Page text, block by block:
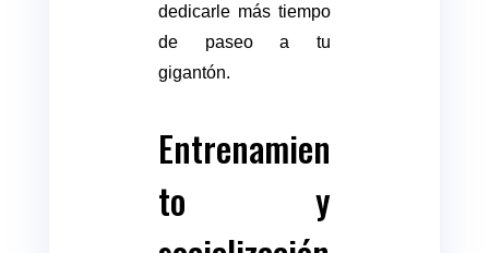
dedicarle más tiempo
de paseo a tu
gigantón.
Entrenamien
to y